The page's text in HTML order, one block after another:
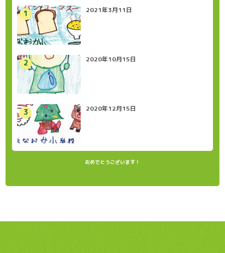
2021年3月11日
2020年10月15日
2020年12月15日
おめでとうございます！